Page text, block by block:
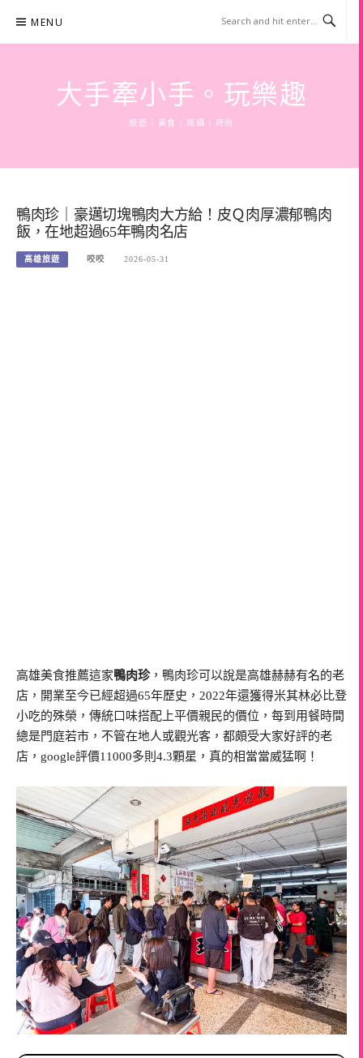
content
MENU
大手牽小手。玩樂趣
旅遊 | 美食 | 商攝 | 時尚
鴨肉珍｜豪邁切塊鴨肉大方給！皮Ｑ肉厚濃郁鴨肉
飯，在地超過65年鴨肉名店
高雄旅遊 咬咬 2026-05-31
高雄美食推薦這家鴨肉珍，鴨肉珍可以說是高雄赫赫有名的老
店，開業至今已經超過65年歷史，2022年還獲得米其林必比登
小吃的殊榮，傳統口味搭配上平價親民的價位，每到用餐時間
總是門庭若市，不管在地人或觀光客，都頗受大家好評的老
店，google評價11000多則4.3顆星，真的相當當威猛啊！